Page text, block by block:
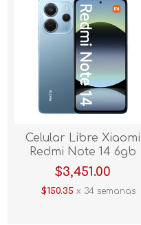
Celular Libre Xiaomi
Redmi Note 14 6gb
128gb Azul
$3,451.00
$150.35x 34 semanas